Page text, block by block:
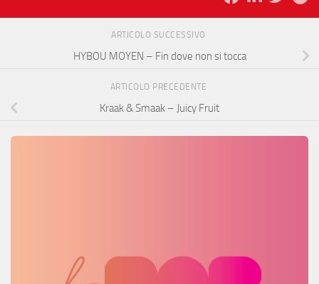
ARTICOLO SUCCESSIVO
HYBOU MOYEN – Fin dove non si tocca
ARTICOLO PRECEDENTE
Kraak & Smaak – Juicy Fruit